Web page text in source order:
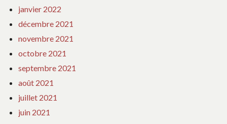
janvier 2022
décembre 2021
novembre 2021
octobre 2021
septembre 2021
août 2021
juillet 2021
juin 2021